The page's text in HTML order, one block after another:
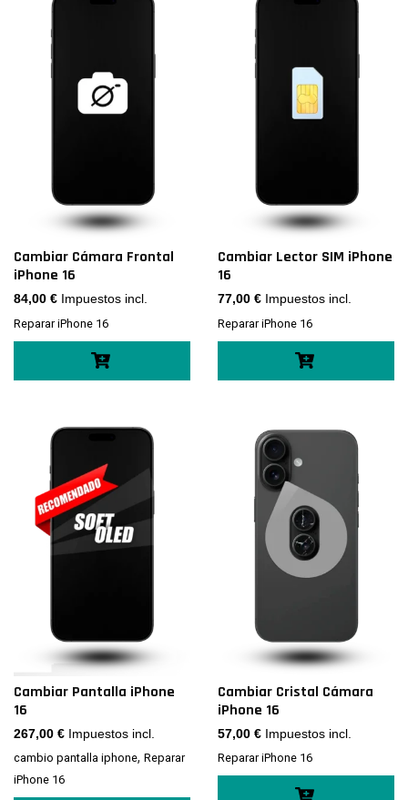
Cambiar Cámara Frontal
iPhone 16
84,00 € Impuestos incl.
Reparar iPhone 16
Cambiar Lector SIM iPhone
16
77,00 € Impuestos incl.
Reparar iPhone 16
Cambiar Pantalla iPhone
16
267,00 € Impuestos incl.
cambio pantalla iphone, Reparar
iPhone 16
Cambiar Cristal Cámara
iPhone 16
57,00 € Impuestos incl.
Reparar iPhone 16